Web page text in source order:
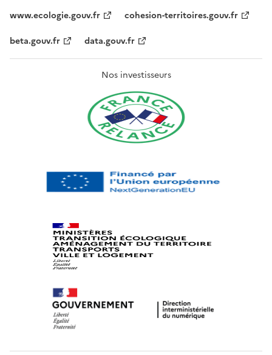
www.ecologie.gouv.fr
cohesion-territoires.gouv.fr
beta.gouv.fr
data.gouv.fr
Nos investisseurs